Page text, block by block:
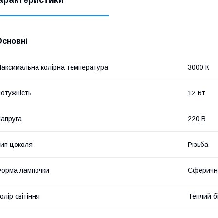
колірна температура 3000 К
12 Вт
220 В
цоколя Різьба
лампочки
світіння Теплий